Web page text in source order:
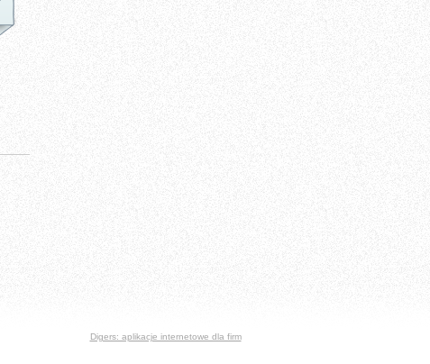
Digers: aplikacje internetowe dla firm